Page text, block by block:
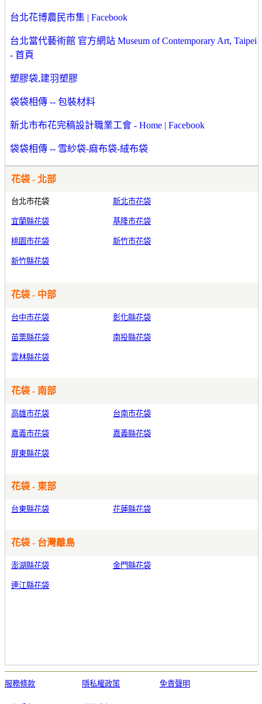
台北花博農民市集 | Facebook
台北當代藝術館 官方網站 Museum of Contemporary Art, Taipei
- 首頁
塑膠袋,建羽塑膠
袋袋相傳 -- 包裝材料
新北市布花完稿設計職業工會 - Home | Facebook
袋袋相傳 -- 雪紗袋-麻布袋-絨布袋
花袋 - 北部
台北市花袋 新北市花袋
宜蘭縣花袋 基隆市花袋
桃園市花袋 新竹市花袋
新竹縣花袋
花袋 - 中部
台中市花袋 彰化縣花袋
苗栗縣花袋 南投縣花袋
雲林縣花袋
花袋 - 南部
高雄市花袋 台南市花袋
嘉義市花袋 嘉義縣花袋
屏東縣花袋
花袋 - 東部
台東縣花袋 花蓮縣花袋
花袋 - 台灣離島
澎湖縣花袋 金門縣花袋
連江縣花袋
服務條款 隱私權政策 免責聲明